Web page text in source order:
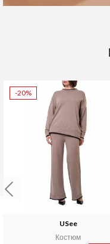
-20%
USee
Костюм